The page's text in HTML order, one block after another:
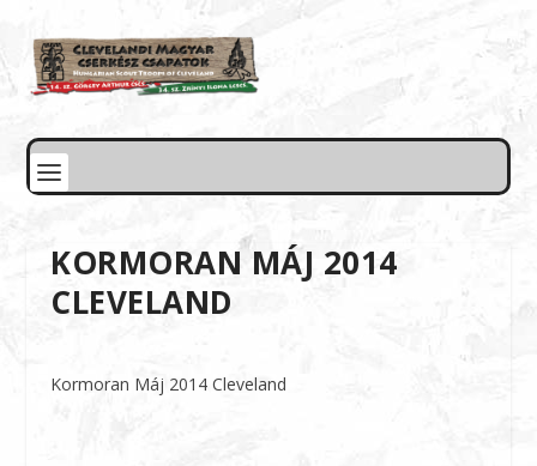
KORMORAN MÁJ 2014
CLEVELAND
Kormoran Máj 2014 Cleveland